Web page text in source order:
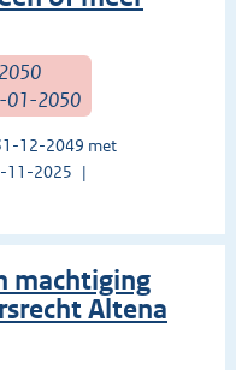
01-2050
12-2049 met
11-2025
machtiging
Altena